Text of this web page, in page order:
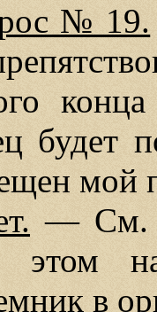
№ 19.
будет
мой
— См.
этом
в